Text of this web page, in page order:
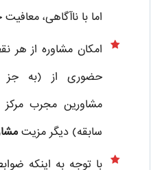
اما با ناآگاهی،
امکان مشاوره از هر
حضوری از
(به جز
سابقه) دیگر مزیت
با توجه به اینکه